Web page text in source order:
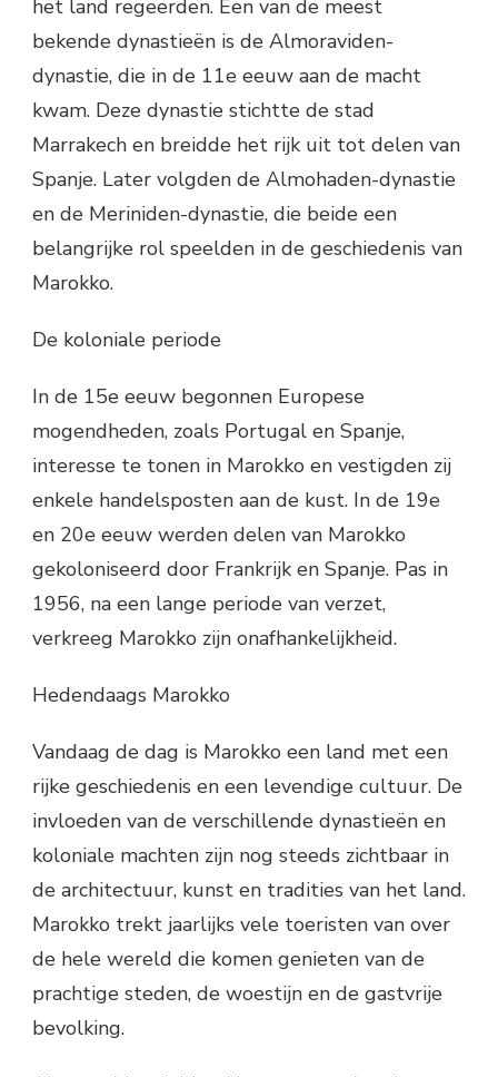
het land regeerden. Een van de meest
bekende dynastieën is de Almoraviden-
dynastie, die in de 11e eeuw aan de macht
kwam. Deze dynastie stichtte de stad
Marrakech en breidde het rijk uit tot delen van
Spanje. Later volgden de Almohaden-dynastie
en de Meriniden-dynastie, die beide een
belangrijke rol speelden in de geschiedenis van
Marokko.
De koloniale periode
In de 15e eeuw begonnen Europese
mogendheden, zoals Portugal en Spanje,
interesse te tonen in Marokko en vestigden zij
enkele handelsposten aan de kust. In de 19e
en 20e eeuw werden delen van Marokko
gekoloniseerd door Frankrijk en Spanje. Pas in
1956, na een lange periode van verzet,
verkreeg Marokko zijn onafhankelijkheid.
Hedendaags Marokko
Vandaag de dag is Marokko een land met een
rijke geschiedenis en een levendige cultuur. De
invloeden van de verschillende dynastieën en
koloniale machten zijn nog steeds zichtbaar in
de architectuur, kunst en tradities van het land.
Marokko trekt jaarlijks vele toeristen van over
de hele wereld die komen genieten van de
prachtige steden, de woestijn en de gastvrije
bevolking.